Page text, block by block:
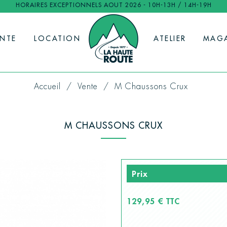
HORAIRES EXCEPTIONNELS AOUT 2026 - 10H-13H / 14H-19H
LOCATION ATELIER
Accueil Vente M Chaussons Crux
M CHAUSSONS CRUX
Prix
129,95 € TTC